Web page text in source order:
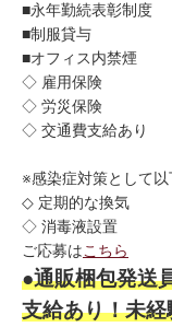
■永年勤続表彰制度
■制服貸与
■オフィス内禁煙
◇ 雇用保険
◇ 労災保険
◇ 交通費支給あり
※感染症対策として
◇ 定期的な換気
◇ 消毒液設置
ご応募はこちら
●通販梱包発送
支給あり！未